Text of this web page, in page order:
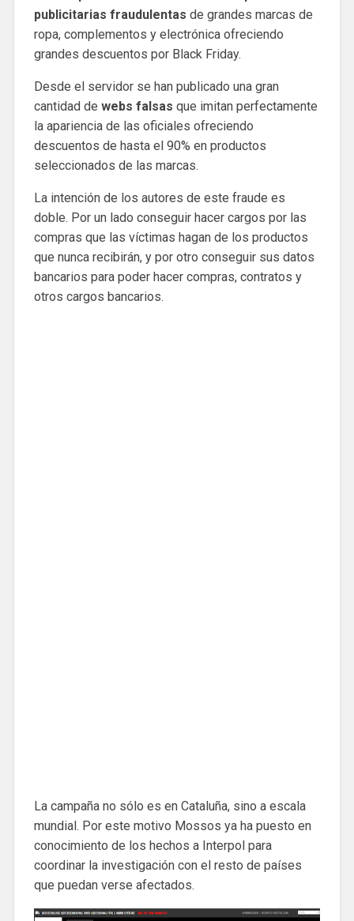
publicitarias fraudulentas de grandes marcas de
ropa, complementos y electrónica ofreciendo
grandes descuentos por Black Friday.
Desde el servidor se han publicado una gran
cantidad de webs falsas que imitan perfectamente
la apariencia de las oficiales ofreciendo
descuentos de hasta el 90% en productos
seleccionados de las marcas.
La intención de los autores de este fraude es
doble. Por un lado conseguir hacer cargos por las
compras que las víctimas hagan de los productos
que nunca recibirán, y por otro conseguir sus datos
bancarios para poder hacer compras, contratos y
otros cargos bancarios.
La campaña no sólo es en Cataluña, sino a escala
mundial. Por este motivo Mossos ya ha puesto en
conocimiento de los hechos a Interpol para
coordinar la investigación con el resto de países
que puedan verse afectados.